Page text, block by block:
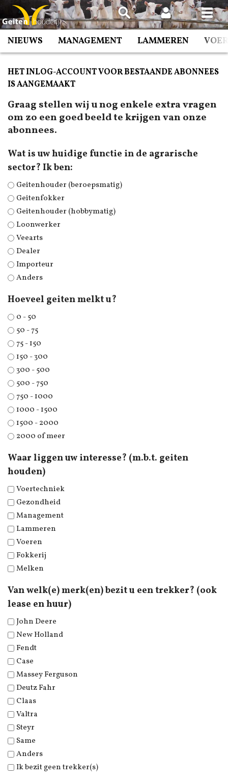
Spring
naar
inhoud
NIEUWS MANAGEMENT LAMMEREN
HET INLOG-ACCOUNT VOOR BESTAANDE ABONNEES
IS AANGEMAAKT
Graag stellen wij u nog enkele extra vragen
om zo een goed beeld te krijgen van onze
abonnees.
Wat is uw huidige functie in de agrarische
sector? Ik ben:
Geitenhouder (beroepsmatig)
Geitenfokker
Geitenhouder (hobbymatig)
Loonwerker
Veearts
Dealer
Importeur
Anders
Hoeveel geiten melkt u?
0 - 50
50 - 75
75 - 150
150 - 300
300 - 500
500 - 750
750 - 1000
1000 - 1500
1500 - 2000
2000 of meer
Waar liggen uw interesse? (m.b.t. geiten
houden)
Voertechniek
Gezondheid
Management
Lammeren
Voeren
Fokkerij
Melken
Van welk(e) merk(en) bezit u een trekker? (ook
lease en huur)
John Deere
New Holland
Fendt
Case
Massey Ferguson
Deutz Fahr
Claas
Valtra
Steyr
Same
Anders
Ik bezit geen trekker(s)